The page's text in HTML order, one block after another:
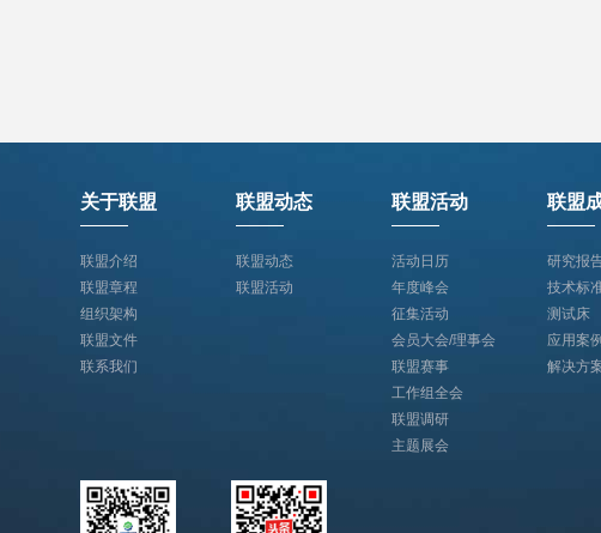
关于联盟
联盟介绍
联盟章程
组织架构
联盟文件
联系我们
联盟动态
联盟动态
联盟活动
联盟活动
活动日历
年度峰会
征集活动
会员大会/理事会
联盟赛事
工作组全会
联盟调研
主题展会
联盟
研究报
技术标
测试床
应用案例
解决方